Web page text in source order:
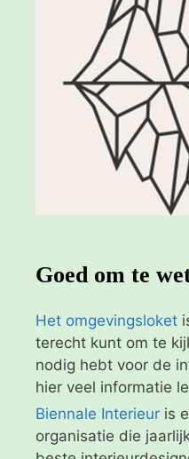
Goed om te
Het omgevingsloket
terecht kunt om te
nodig hebt voor de
hier veel informatie
Biennale Interieur is
organisatie die